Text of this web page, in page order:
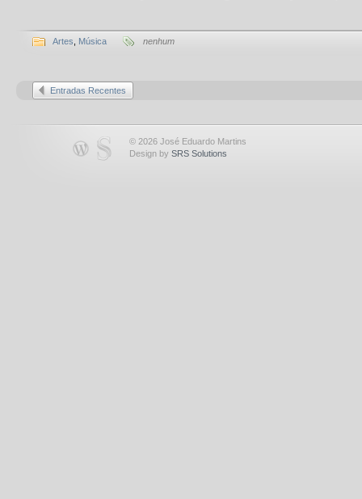
Artes Música nenhum
Entradas Recentes
© 2026 José Eduardo Martins
Design by SRS Solutions